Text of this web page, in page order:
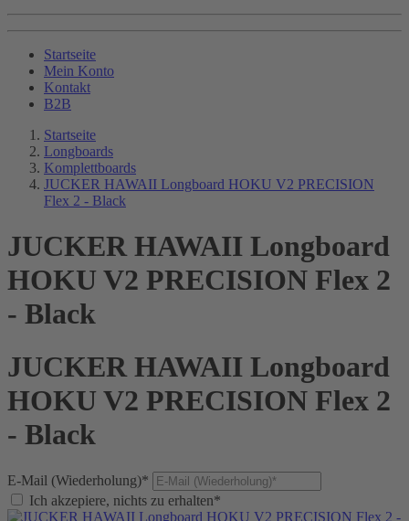
Startseite
Mein Konto
Kontakt
B2B
Startseite
Longboards
Komplettboards
JUCKER HAWAII Longboard HOKU V2 PRECISION
Flex 2 - Black
JUCKER HAWAII Longboard
HOKU V2 PRECISION Flex 2
- Black
JUCKER HAWAII Longboard
HOKU V2 PRECISION Flex 2
- Black
E-Mail (Wiederholung)*
Ich akzepiere, nichts zu erhalten*